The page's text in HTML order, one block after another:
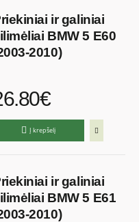
ir galiniai
BMW 5 E60
2010)
Į krepšelį
ir galiniai
BMW 5 E61
2010)